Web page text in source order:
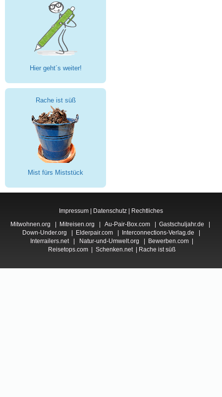
Hier geht´s weiter!
Rache ist süß
Mist fürs Miststück
Impressum Datenschutz
Rechtliches
Mitwohnen.org | Mitreisen.org | Au-Pair-Box.com | Gastschuljahr.de |
Down-Under.org | Elderpair.com| Interconnections-Verlag.de |
Interrailers.net | Natur-und-Umwelt.org | Bewerben.com |
Reisetops.com | Schenken.net | Rache ist süß